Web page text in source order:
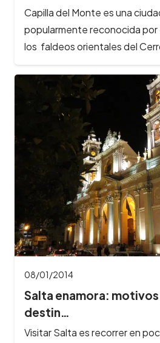
Capilla del Monte es una
popularmente reconocida
los faldeos orientales del
08/01/2014
Salta enamora:
destin…
Visitar Salta es recorrer en